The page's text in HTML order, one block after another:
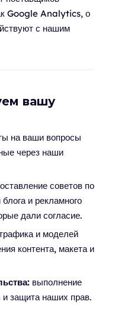
Google Analytics, о
с нашим
вашу
на ваши вопросы
через наши
советов по
и рекламного
дали согласие.
и моделей
контента, макета и
выполнение
и защита наших прав.